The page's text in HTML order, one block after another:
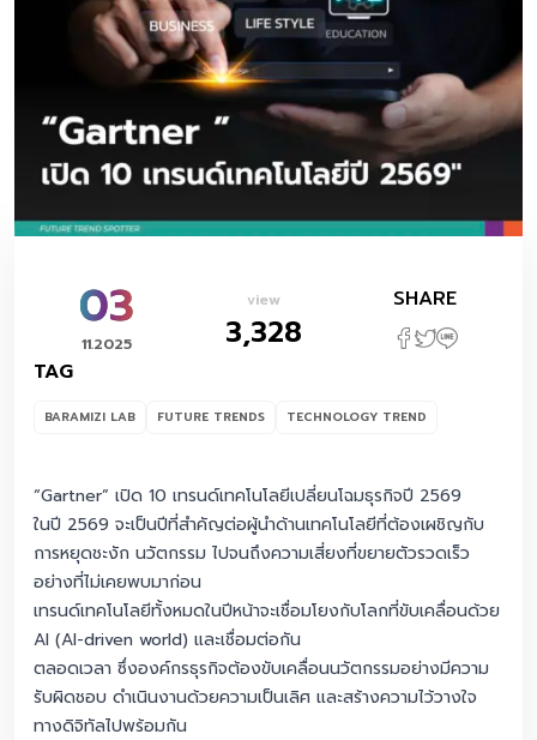
03
11.2025
view
3,328
SHARE
TAG
BARAMIZI LAB FUTURE TRENDS TECHNOLOGY TREND
“Gartner” เปิด 10 เทรนด์เทคโนโลยีเปลี่ยนโฉมธุรกิจปี 2569
ในปี 2569 จะเป็นปีที่สำคัญต่อผู้นำด้านเทคโนโลยีที่ต้องเผชิญกับ
การหยุดชะงัก นวัตกรรม ไปจนถึงความเสี่ยงที่ขยายตัวรวดเร็ว
อย่างที่ไม่เคยพบมาก่อน
เทรนด์เทคโนโลยีทั้งหมดในปีหน้าจะเชื่อมโยงกับโลกที่ขับเคลื่อนด้วย
AI (AI-driven world) และเชื่อมต่อกัน
ตลอดเวลา ซึ่งองค์กรธุรกิจต้องขับเคลื่อนนวัตกรรมอย่างมีความ
รับผิดชอบ ดำเนินงานด้วยความเป็นเลิศ และสร้างความไว้วางใจ
ทางดิจิทัลไปพร้อมกัน